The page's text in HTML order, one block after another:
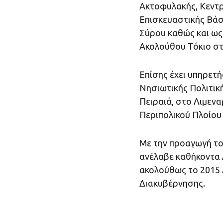
Ακτοφυλακής,
Επισκευαστικής
Σύρου καθώς και
Ακολούθου Τόκιο
Επίσης έχει
Νησιωτικής
Πειραιά, στο
Περιπολικού
Με την προαγωγή
ανέλαβε καθήκοντα
ακολούθως το 2015
Διακυβέρνησης.